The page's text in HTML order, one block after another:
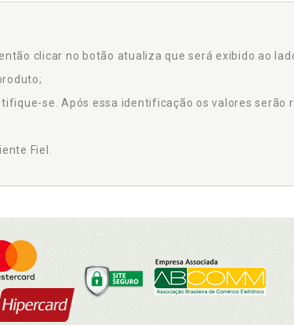
clicar no botão atualiza que será exibido ao
se. Após essa identificação os valores serão
Fiel.